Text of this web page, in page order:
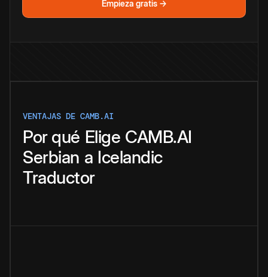
Empieza gratis →
VENTAJAS DE CAMB.AI
Por qué Elige CAMB.AI
Serbian a Icelandic
Traductor